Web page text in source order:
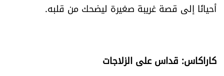
أحيانًا إلى قصة غريبة صغيرة ليضحك من قلبه.
كاراكاس: قداس على الزلاجات